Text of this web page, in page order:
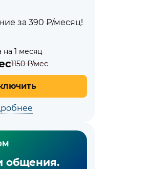
за 390 ₽/месяц!
на 1 месяц
1150₽/мес
общения.